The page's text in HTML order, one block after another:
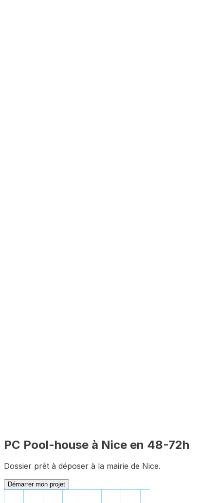
PC Pool-house à Nice en 48-72h
Dossier prêt à déposer à la mairie de Nice.
Démarrer mon projet